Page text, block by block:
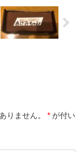
りません。 * が付い